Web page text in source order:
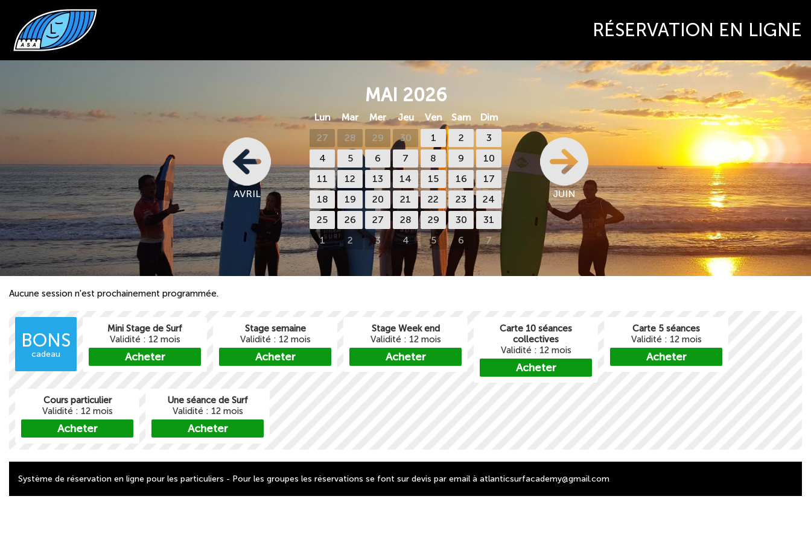
RÉSERVATION EN LIGNE
AVRIL
MAI 2026
Lun Mar Mer Jeu Ven Sam
Dim
27
28 29 30 1 2
3
4
5 6 7 8 9
10
11
12 13 14 15 16
17
18
19 20 21 22 23
24
25
26 27 28 29 30
31
1
2 3 4 5 6 7
JUIN
Aucune session n'est prochainement programmée.
BONS
cadeau
Mini Stage de Surf
Validité : 12 mois
Acheter
Stage semaine
Validité : 12 mois
Acheter
Stage Week end
Validité : 12 mois
Acheter
Carte 10 séances
collectives
Validité : 12 mois
Acheter
Carte 5 séances
Validité : 12 mois
Acheter
Cours particulier
Validité : 12 mois
Acheter
Une séance de Surf
Validité : 12 mois
Acheter
Système de réservation en ligne pour les particuliers - Pour les groupes les réservations se font sur devis par email à atlanticsurfacademy@gmail.com